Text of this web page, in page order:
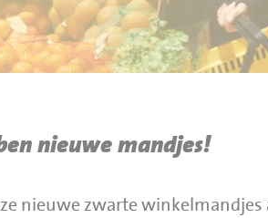
nieuwe mandjes!
nieuwe zwarte winkelmandjes